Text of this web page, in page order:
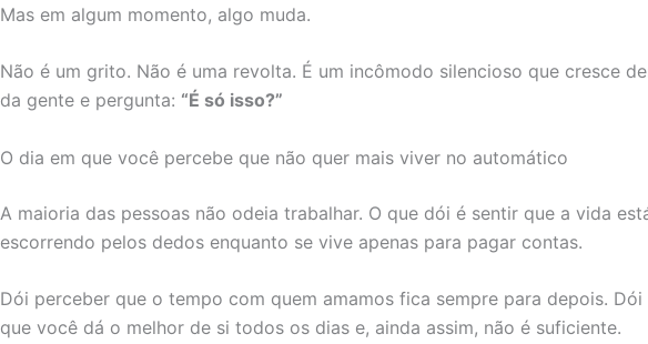
Mas em algum momento, algo muda.
Não é um grito. Não é uma revolta. É um incômodo silencioso que cresce
da gente e pergunta: “É só isso?”
O dia em que você percebe que não quer mais viver no automático
A maioria das pessoas não odeia trabalhar. O que dói é sentir que a vida
escorrendo pelos dedos enquanto se vive apenas para pagar contas.
Dói perceber que o tempo com quem amamos fica sempre para depois. Dói
que você dá o melhor de si todos os dias e, ainda assim, não é suficiente.